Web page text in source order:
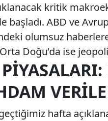
kritik
başladı. ABD ve
olumsuz
Doğu’da ise
hafta